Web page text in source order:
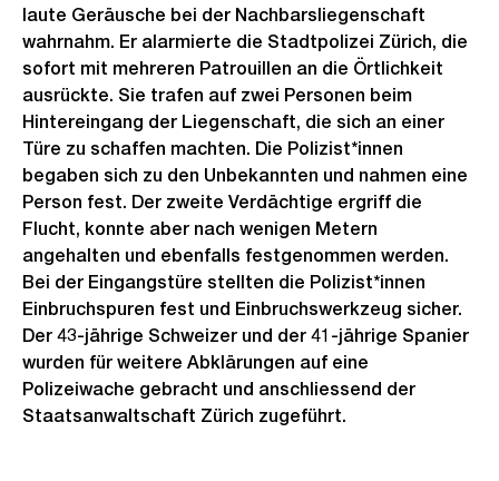
laute Geräusche bei der Nachbarsliegenschaft
wahrnahm. Er alarmierte die Stadtpolizei Zürich, die
sofort mit mehreren Patrouillen an die Örtlichkeit
ausrückte. Sie trafen auf zwei Personen beim
Hintereingang der Liegenschaft, die sich an einer
Türe zu schaffen machten. Die Polizist*innen
begaben sich zu den Unbekannten und nahmen eine
Person fest. Der zweite Verdächtige ergriff die
Flucht, konnte aber nach wenigen Metern
angehalten und ebenfalls festgenommen werden.
Bei der Eingangstüre stellten die Polizist*innen
Einbruchspuren fest und Einbruchswerkzeug sicher.
Der 43-jährige Schweizer und der 41-jährige Spanier
wurden für weitere Abklärungen auf eine
Polizeiwache gebracht und anschliessend der
Staatsanwaltschaft Zürich zugeführt.